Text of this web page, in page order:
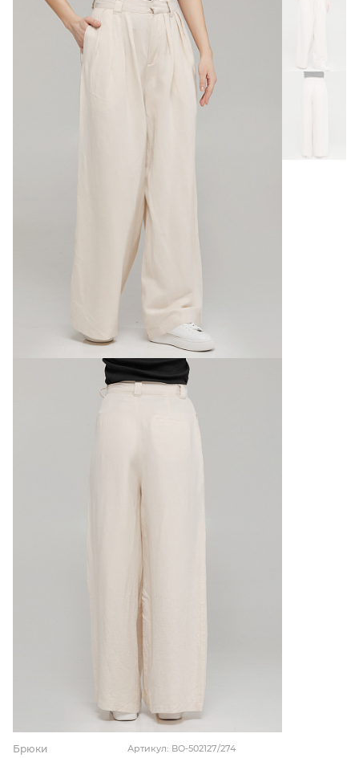
Брюки Артикул: BO-502127/274